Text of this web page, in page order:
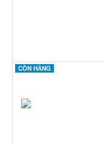
CÒN HÀNG